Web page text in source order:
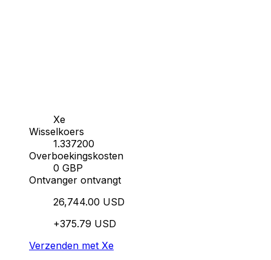
Xe
Wisselkoers
1.337200
Overboekingskosten
0 GBP
Ontvanger ontvangt
26,744.00 USD
+375.79 USD
Verzenden met Xe